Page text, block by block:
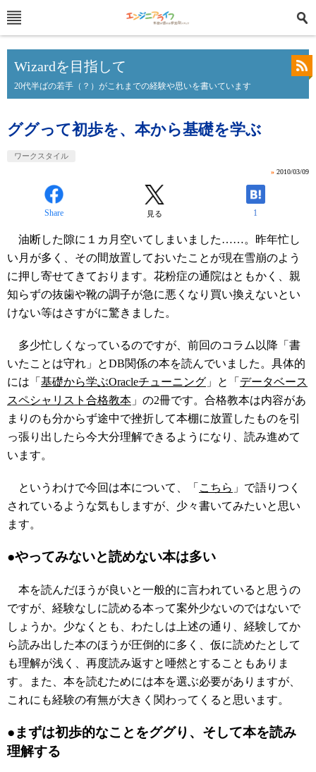
Wizardを目指して
20代半ばの若手（？）がこれまでの経験や思いを書いています
ググって初歩を、本から基礎を学ぶ
ワークスタイル
» 2010/03/09
Share 見る 1
油断した隙に１カ月空いてしまいました……。昨年忙し
い月が多く、その間放置しておいたことが現在雪崩のよう
に押し寄せてきております。花粉症の通院はともかく、親
知らずの抜歯や靴の調子が急に悪くなり買い換えないとい
けない等はさすがに驚きました。
多少忙しくなっているのですが、前回のコラム以降「書
いたことは守れ」とDB関係の本を読んでいました。具体的
には「 基礎から学ぶOracleチューニング 」と「 データベース
スペシャリスト合格教本 」の2冊です。合格教本は内容があ
まりのも分からず途中で挫折して本棚に放置したものを引
っ張り出したら今大分理解できるようになり、読み進めて
います。
というわけで今回は本について、「 こちら 」で語りつく
されているような気もしますが、少々書いてみたいと思い
ます。
●やってみないと読めない本は多い
本を読んだほうが良いと一般的に言われていると思うの
ですが、経験なしに読める本って案外少ないのではないで
しょうか。少なくとも、わたしは上述の通り、経験してか
ら読み出した本のほうが圧倒的に多く、仮に読めたとして
も理解が浅く、再度読み返すと唖然とすることもありま
す。また、本を読むためには本を選ぶ必要がありますが、
これにも経験の有無が大きく関わってくると思います。
●まずは初歩的なことをググり、そして本を読み
理解する